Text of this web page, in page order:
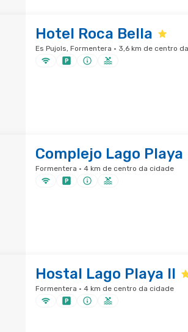
Hotel Roca Bella
Es Pujols, Formentera · 3,6 km de centro
Complejo Lago Playa
Formentera · 4 km de centro da cidade
Hostal Lago Playa II
Formentera · 4 km de centro da cidade